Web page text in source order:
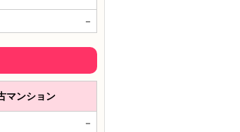
－
マンション
－